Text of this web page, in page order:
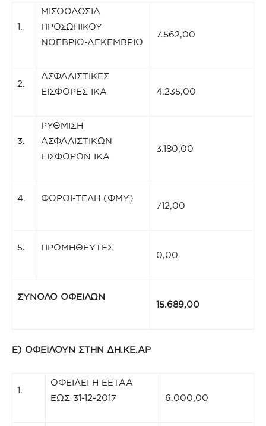
1.
ΜΙΣΘΟΔΟΣΙΑ
ΠΡΟΣΩΠΙΚΟΥ
ΝΟΕΒΡΙΟ-ΔΕΚΕΜΒΡΙΟ
7.562,00
2.
ΑΣΦΑΛΙΣΤΙΚΕΣ
ΕΙΣΦΟΡΕΣ ΙΚΑ
4.235,00
3.
ΡΥΘΜΙΣΗ
ΑΣΦΑΛΙΣΤΙΚΩΝ
ΕΙΣΦΟΡΩΝ ΙΚΑ
3.180,00
4. ΦΟΡΟΙ-ΤΕΛΗ (ΦΜΥ)
712,00
5. ΠΡΟΜΗΘΕΥΤΕΣ
0,00
ΣΥΝΟΛΟ ΟΦΕΙΛΩΝ
15.689,00
Ε) ΟΦΕΙΛΟΥΝ ΣΤΗΝ ΔΗ.ΚΕ.ΑΡ
1.
ΟΦΕΙΛΕΙ Η ΕΕΤΑΑ
ΕΩΣ 31-12-2017
6.000,00